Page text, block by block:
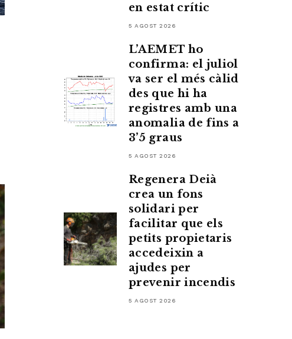
en estat crític
5 AGOST 2026
L’AEMET ho
confirma: el juliol
va ser el més càlid
des que hi ha
registres amb una
anomalia de fins a
3’5 graus
5 AGOST 2026
Regenera Deià
crea un fons
solidari per
facilitar que els
petits propietaris
accedeixin a
ajudes per
prevenir incendis
5 AGOST 2026